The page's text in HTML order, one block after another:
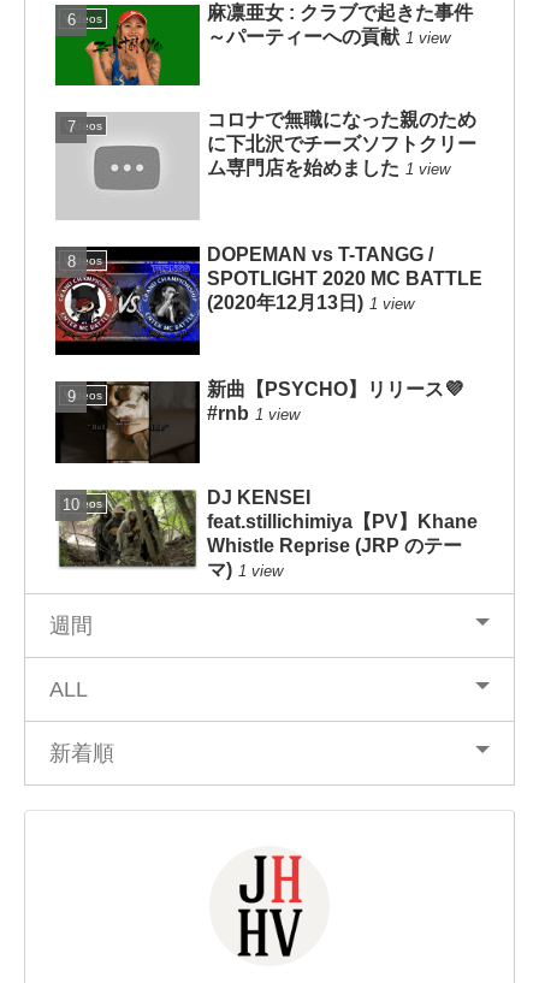
Videos
麻凛亜女 : クラブで起きた事件
～パーティーへの貢献 1 view
Videos
コロナで無職になった親のため
に下北沢でチーズソフトクリー
ム専門店を始めました 1 view
Videos
DOPEMAN vs T-TANGG /
SPOTLIGHT 2020 MC BATTLE
(2020年12月13日) 1 view
Videos
新曲【PSYCHO】リリース💜
#rnb 1 view
Videos
DJ KENSEI
feat.stillichimiya【PV】Khane
Whistle Reprise (JRP のテー
マ) 1 view
週間
ALL
新着順